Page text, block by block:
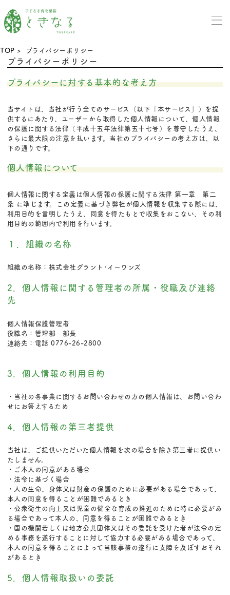
TOP > プライバシーポリシー
プライバシーポリシー
プライバシーに対する基本的な考え方
当サイトは、当社が行う全てのサービス（以下「本サービス」）を提
供するにあたり、ユーザーから取得した個人情報について、個人情報
の保護に関する法律（平成十五年法律第五十七号）を尊守したうえ、
さらに最大限の注意を払います。当社のプライバシーの考え方は、以
下の通りです。
個人情報について
個人情報に関する定義は個人情報の保護に関する法律 第一章 第二
条 に準じます。この定義に基づき弊社が個人情報を収集する際には、
利用目的を言明したうえ、同意を得たもとで収集をおこない、その利
用目的の範囲内で利用を行います。
１．組織の名称
組織の名称：株式会社グラント･イーワンズ
2．個人情報に関する管理者の所属・役職及び連絡
先
個人情報保護管理者
役職名：管理部 部長
連絡先：電話 0776-26-2800
3．個人情報の利用目的
・当社の各事業に関するお問い合わせの方の個人情報は、お問い合わ
せにお答えするため
4．個人情報の第三者提供
当社は、ご提供いただいた個人情報を次の場合を除き第三者に提供い
たしません。
・ご本人の同意がある場合
・法令に基づく場合
・人の生命、身体又は財産の保護のために必要がある場合であって、
本人の同意を得ることが困難であるとき
・公衆衛生の向上又は児童の健全な育成の推進のために特に必要があ
る場合であって本人の、同意を得ることが困難であるとき
・国の機関若しくは地方公共団体又はその委託を受けた者が法令の定
める事務を遂行することに対して協力する必要がある場合であって、
本人の同意を得ることによって当該事務の遂行に支障を及ぼすおそれ
があるとき
5．個人情報取扱いの委託